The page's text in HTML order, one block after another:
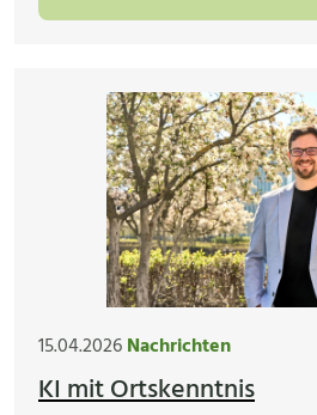
15.04.2026Nachrichten
KI mit Ortskenntnis